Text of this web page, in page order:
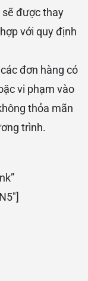
sẽ được thay
với quy định
đơn hàng có
vi phạm vào
thỏa mãn
trình.